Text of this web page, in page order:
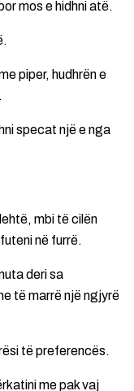
mos e hidhni atë.
piper, hudhrën e
specat një e nga
mbi të cilën
në furrë.
deri sa
të marrë një ngjyrë
të preferencës.
me pak vaj